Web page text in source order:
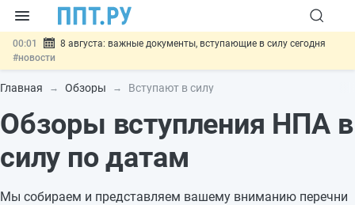
00:01
8 августа: важные документы, вступающие в силу сегодня
#новости
07.08 Подписан закон о блокировке продажи опасных товаров через
«Честный знак»#новости
07.08
Госпошлину за устранение ошибок в документах предлагают
07.08
Важно
Разработают единые критерии трудовых и ГПХ-
отношений
#новости
Главная Обзоры Вступают в силу
Обзоры вступления НПА в
силу по датам
Мы собираем и представляем вашему вниманию перечни